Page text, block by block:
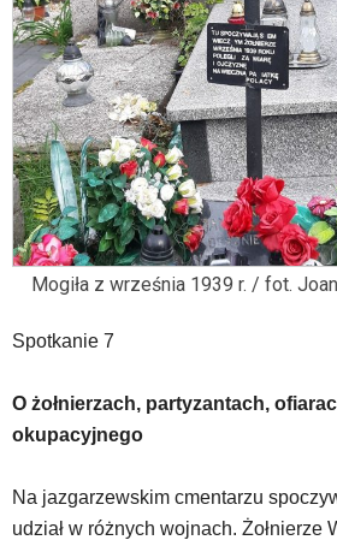
znajduje
się
bezpośrednio
pod
tą
wiadomością.
Strona
nie
została
wyposażona
w
dedykowane
klawiaturowe,
nawigacja
obsługiwana
jest
standardowy
sposób.
Mogiła z września 1939 r. / fot.
Spotkanie 7
O żołnierzach, partyzantach,
okupacyjnego
Na jazgarzewskim cmentarzu
udział w różnych wojnach. Żołnierze